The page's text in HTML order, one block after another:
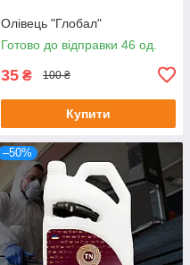
Олівець "Глобал"
Готово до відправки 46 од.
35 ₴ 100 ₴
Купити
–50%